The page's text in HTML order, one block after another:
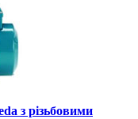
з різьбовими